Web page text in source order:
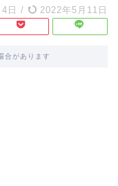
日 / 2022年5月11日
合があります